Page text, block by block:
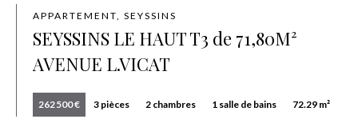
APPARTEMENT, SEYSSINS
SEYSSINS LE HAUT T3 de 71,80M²
AVENUE L.VICAT
262 500 € 3 pièces 2 chambres 1 salle de bains 72.29 m²